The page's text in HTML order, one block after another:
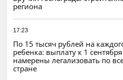
региона
17:23
По 15 тысяч рублей на
ребенка: выплату к 1 сентября
намерены легализовать по
стране